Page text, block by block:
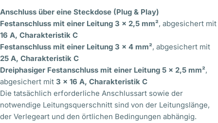
Anschluss über eine Steckdose (Plug & Play)
Festanschluss mit einer Leitung 3 × 2,5 mm², abgesichert mit
16 A, Charakteristik C
Festanschluss mit einer Leitung 3 × 4 mm², abgesichert mit
25 A, Charakteristik C
Dreiphasiger Festanschluss mit einer Leitung 5 × 2,5 mm²,
abgesichert mit 3 × 16 A, Charakteristik C
Die tatsächlich erforderliche Anschlussart sowie der
notwendige Leitungsquerschnitt sind von der Leitungslänge,
der Verlegeart und den örtlichen Bedingungen abhängig.